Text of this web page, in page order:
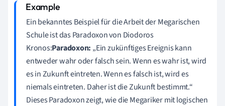
Ein bekanntes Beispiel für die Arbeit der Megarischen
Schule ist das Paradoxon von Diodoros
Kronos:Paradoxon: „Ein zukünftiges Ereignis kann
entweder wahr oder falsch sein. Wenn es wahr ist, wird
es in Zukunft eintreten. Wenn es falsch ist, wird es
niemals eintreten. Daher ist die Zukunft bestimmt.“
Dieses Paradoxon zeigt, wie die Megariker mit logischen